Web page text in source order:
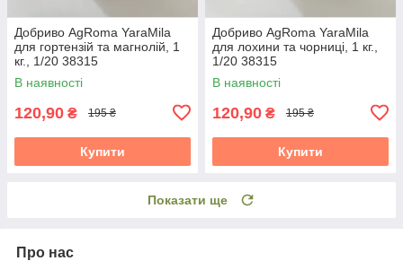
Добриво AgRoma YaraMila
для гортензій та магнолій, 1
кг., 1/20 38315
В наявності
120,90 ₴ 195 ₴
Купити
Добриво AgRoma YaraMila
для лохини та чорниці, 1 кг.,
1/20 38315
В наявності
120,90 ₴ 195 ₴
Купити
Показати ще
Про нас